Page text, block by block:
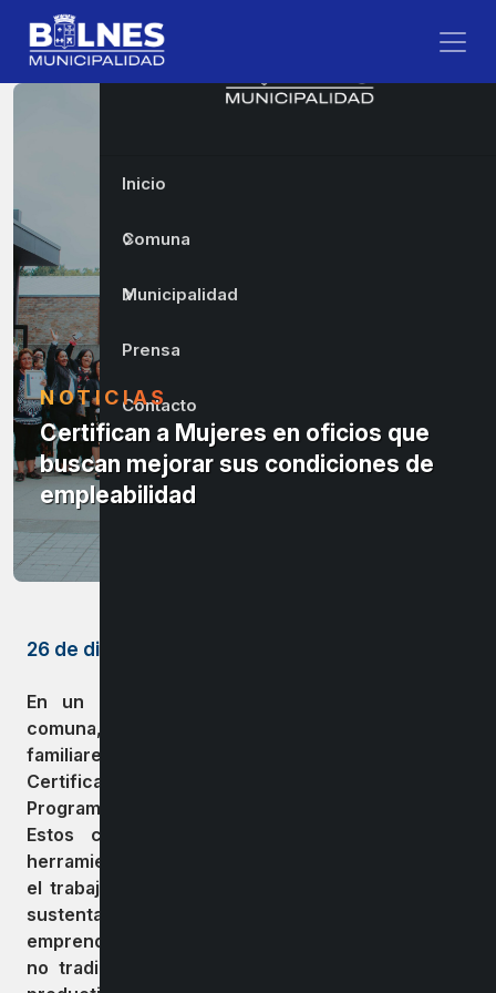
NOTICIAS
Certifican a Mujeres en oficios que
buscan mejorar sus condiciones de
empleabilidad
26 de diciembre de 2022
En un acto celebrado en la Biblioteca de la
comuna, 30 mujeres acompañadas de sus
familiares recibieron orgullosas su Diploma de
Certificación al graduarse en los cursos del
Programa Mujeres Jefas de Hogar.
Estos cursos tienen como objetivo entregar
herramientas para emprender, crecer y fortalecer
el trabajo femenino en las comuna y fomentar la
sustentabilidad en el largo plazo de
emprendimientos liderados por mujeres en rubros
no tradicionales o de temporada, siendo nichos
Inicio
Comuna
Municipalidad
Prensa
Contacto